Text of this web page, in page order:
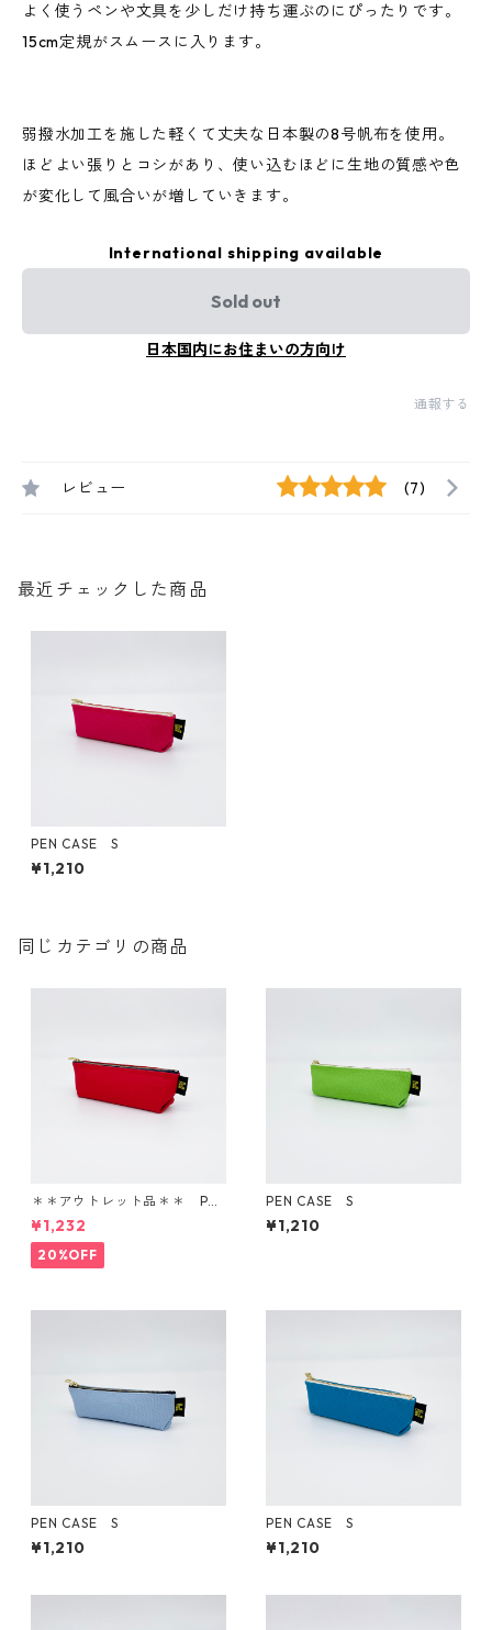
よく使うペンや文具を少しだけ持ち運ぶのにぴったりです。
15cm定規がスムースに入ります。
弱撥水加工を施した軽くて丈夫な日本製の8号帆布を使用。
ほどよい張りとコシがあり、使い込むほどに生地の質感や色
が変化して風合いが増していきます。
International shipping available
Sold out
日本国内にお住まいの方向け
通報する
レビュー (7)
最近チェックした商品
PEN CASE S
¥1,210
同じカテゴリの商品
＊＊アウトレット品＊＊ PEN
CASE M
¥1,232
20%OFF
PEN CASE S
¥1,210
PEN CASE S
¥1,210
PEN CASE S
¥1,210